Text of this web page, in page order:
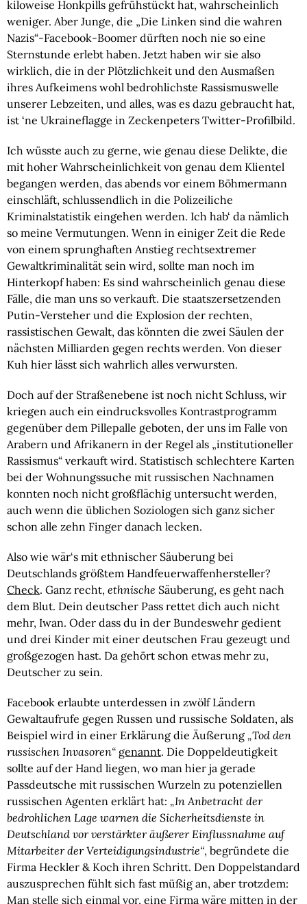
kiloweise Honkpills gefrühstückt hat, wahrscheinlich
weniger. Aber Junge, die „Die Linken sind die wahren
Nazis“-Facebook-Boomer dürften noch nie so eine
Sternstunde erlebt haben. Jetzt haben wir sie also
wirklich, die in der Plötzlichkeit und den Ausmaßen
ihres Aufkeimens wohl bedrohlichste Rassismuswelle
unserer Lebzeiten, und alles, was es dazu gebraucht hat,
ist ‘ne Ukraineflagge in Zeckenpeters Twitter-Profilbild.
Ich wüsste auch zu gerne, wie genau diese Delikte, die
mit hoher Wahrscheinlichkeit von genau dem Klientel
begangen werden, das abends vor einem Böhmermann
einschläft, schlussendlich in die Polizeiliche
Kriminalstatistik eingehen werden. Ich hab‘ da nämlich
so meine Vermutungen. Wenn in einiger Zeit die Rede
von einem sprunghaften Anstieg rechtsextremer
Gewaltkriminalität sein wird, sollte man noch im
Hinterkopf haben: Es sind wahrscheinlich genau diese
Fälle, die man uns so verkauft. Die staatszersetzenden
Putin-Versteher und die Explosion der rechten,
rassistischen Gewalt, das könnten die zwei Säulen der
nächsten Milliarden gegen rechts werden. Von dieser
Kuh hier lässt sich wahrlich alles verwursten.
Doch auf der Straßenebene ist noch nicht Schluss, wir
kriegen auch ein eindrucksvolles Kontrastprogramm
gegenüber dem Pillepalle geboten, der uns im Falle von
Arabern und Afrikanern in der Regel als „institutioneller
Rassismus“ verkauft wird. Statistisch schlechtere Karten
bei der Wohnungssuche mit russischen Nachnamen
konnten noch nicht großflächig untersucht werden,
auch wenn die üblichen Soziologen sich ganz sicher
schon alle zehn Finger danach lecken.
Also wie wär‘s mit ethnischer Säuberung bei
Deutschlands größtem Handfeuerwaffenhersteller?
Check. Ganz recht, ethnische Säuberung, es geht nach
dem Blut. Dein deutscher Pass rettet dich auch nicht
mehr, Iwan. Oder dass du in der Bundeswehr gedient
und drei Kinder mit einer deutschen Frau gezeugt und
großgezogen hast. Da gehört schon etwas mehr zu,
Deutscher zu sein.
Facebook erlaubte unterdessen in zwölf Ländern
Gewaltaufrufe gegen Russen und russische Soldaten, als
Beispiel wird in einer Erklärung die Äußerung „Tod den
russischen Invasoren“ genannt. Die Doppeldeutigkeit
sollte auf der Hand liegen, wo man hier ja gerade
Passdeutsche mit russischen Wurzeln zu potenziellen
russischen Agenten erklärt hat: „In Anbetracht der
bedrohlichen Lage warnen die Sicherheitsdienste in
Deutschland vor verstärkter äußerer Einflussnahme auf
Mitarbeiter der Verteidigungsindustrie“, begründete die
Firma Heckler & Koch ihren Schritt. Den Doppelstandard
auszusprechen fühlt sich fast müßig an, aber trotzdem:
Man stelle sich einmal vor, eine Firma wäre mitten in der